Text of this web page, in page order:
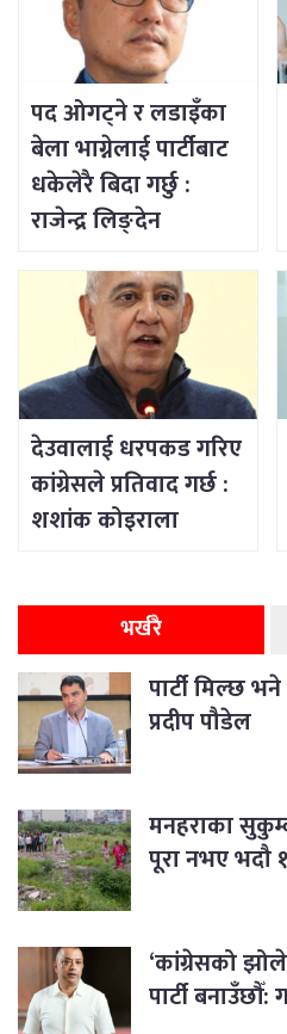
पद ओगट्ने र लडाइँका
बेला भाग्नेलाई पार्टीबाट
धकेलेरै बिदा गर्छु :
राजेन्द्र लिङ्देन
देउवालाई धरपकड गरिए
कांग्रेसले प्रतिवाद गर्छ :
शशांक कोइराला
भर्खरै
पार्टी मिल्छ
प्रदीप पौडेल
मनहराका
पूरा नभए भदौ
‘कांग्रेसको
पार्टी